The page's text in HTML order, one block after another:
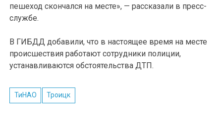
пешеход скончался на месте», — рассказали в пресс-
службе.
В ГИБДД добавили, что в настоящее время на месте
происшествия работают сотрудники полиции,
устанавливаются обстоятельства ДТП.
ТиНАО Троицк